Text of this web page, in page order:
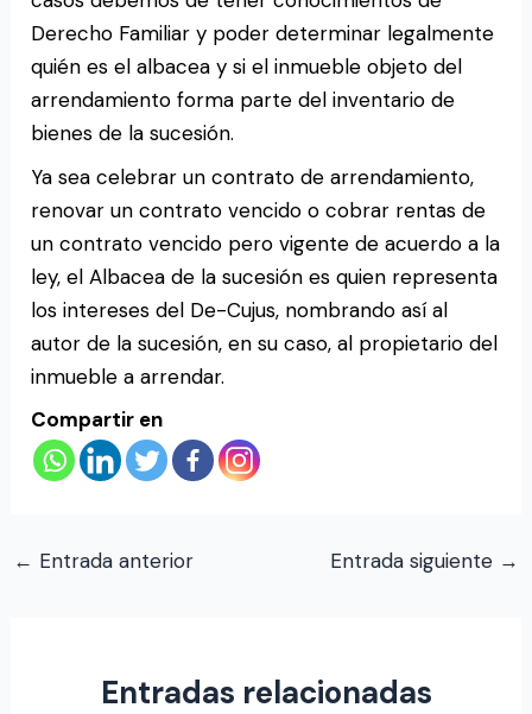
Derecho Familiar y poder determinar legalmente
quién es el albacea y si el inmueble objeto del
arrendamiento forma parte del inventario de
bienes de la sucesión.
Ya sea celebrar un contrato de arrendamiento,
renovar un contrato vencido o cobrar rentas de
un contrato vencido pero vigente de acuerdo a la
ley, el Albacea de la sucesión es quien representa
los intereses del De-Cujus, nombrando así al
autor de la sucesión, en su caso, al propietario del
inmueble a arrendar.
Compartir en
← Entrada anterior Entrada siguiente →
Entradas relacionadas